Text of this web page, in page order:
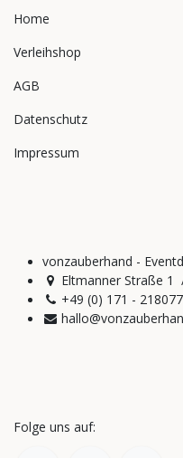
Home
Verleihshop
AGB
Datenschutz
Impressum
vonzauberhand -
Eltmanner Straße 1
+49 (0) 171 -
Folge uns auf: